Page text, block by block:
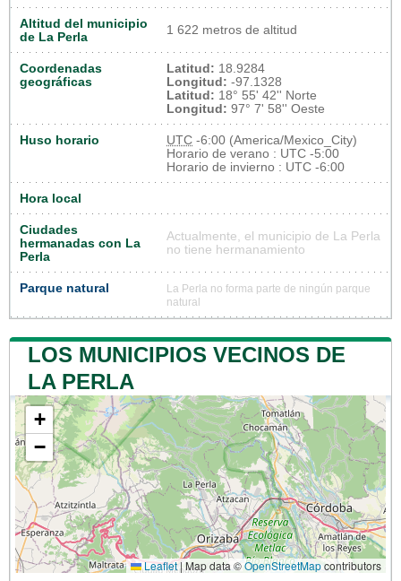
Altitud del municipio
de La Perla
1 622 metros de altitud
Coordenadas
geográficas
Latitud: 18.9284
Longitud: -97.1328
Latitud: 18° 55' 42'' Norte
Longitud: 97° 7' 58'' Oeste
Huso horario UTC -6:00 (America/Mexico_City)
Horario de verano : UTC -5:00
Horario de invierno : UTC -6:00
Hora local
Ciudades
hermanadas con La
Perla
Actualmente, el municipio de La Perla
no tiene hermanamiento
Parque natural
La Perla no forma parte de ningún parque
natural
LOS MUNICIPIOS VECINOS DE
LA PERLA
+
−
Leaflet|Map data ©OpenStreetMapcontributors